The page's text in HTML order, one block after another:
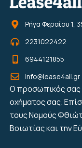
Ρήγα Φεραίου 1,
2231022422
6944121855
info@lease4all.gr
Ο προσωπικός σας
οχήματος σας.
τους Νομούς
Βοιωτίας και την